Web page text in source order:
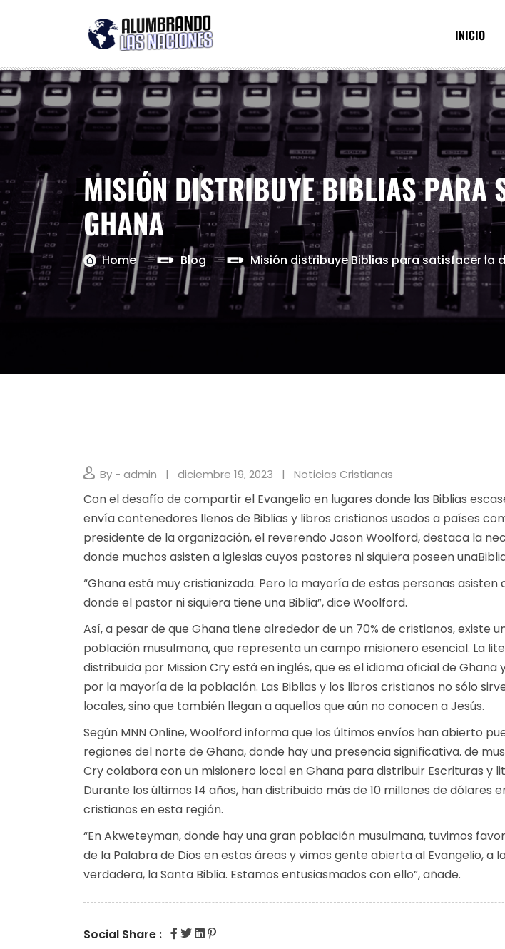
INICIO
MISIÓN DISTRIBUYE BIBLIAS PARA
GHANA
Home Blog Misión distribuye Biblias para satisfacer la
By - admin diciembre 19, 2023 Noticias Cristianas
Con el desafío de compartir el Evangelio en lugares donde las Biblias
envía contenedores llenos de Biblias y libros cristianos usados ​​a países
presidente de la organización, el reverendo Jason Woolford, destaca la
donde muchos asisten a iglesias cuyos pastores ni siquiera poseen una
“Ghana está muy cristianizada. Pero la mayoría de estas personas asisten
donde el pastor ni siquiera tiene una Biblia”, dice Woolford.
Así, a pesar de que Ghana tiene alrededor de un 70% de cristianos, existe
población musulmana, que representa un campo misionero esencial. La
distribuida por Mission Cry está en inglés, que es el idioma oficial de Ghana
por la mayoría de la población. Las Biblias y los libros cristianos no sólo
locales, sino que también llegan a aquellos que aún no conocen a Jesús.
Según MNN Online, Woolford informa que los últimos envíos han abierto
regiones del norte de Ghana, donde hay una presencia significativa. de
Cry colabora con un misionero local en Ghana para distribuir Escrituras y
Durante los últimos 14 años, han distribuido más de 10 millones de dólares
cristianos en esta región.
“En Akweteyman, donde hay una gran población musulmana, tuvimos
de la Palabra de Dios en estas áreas y vimos gente abierta al Evangelio, a
verdadera, la Santa Biblia. Estamos entusiasmados con ello”, añade.
Social Share :